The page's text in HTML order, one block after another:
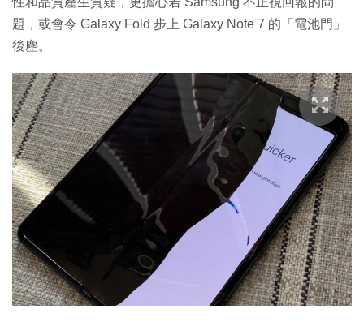
題，或會令 Galaxy Fold 步上 Galaxy Note 7 的「電池門」
後塵。